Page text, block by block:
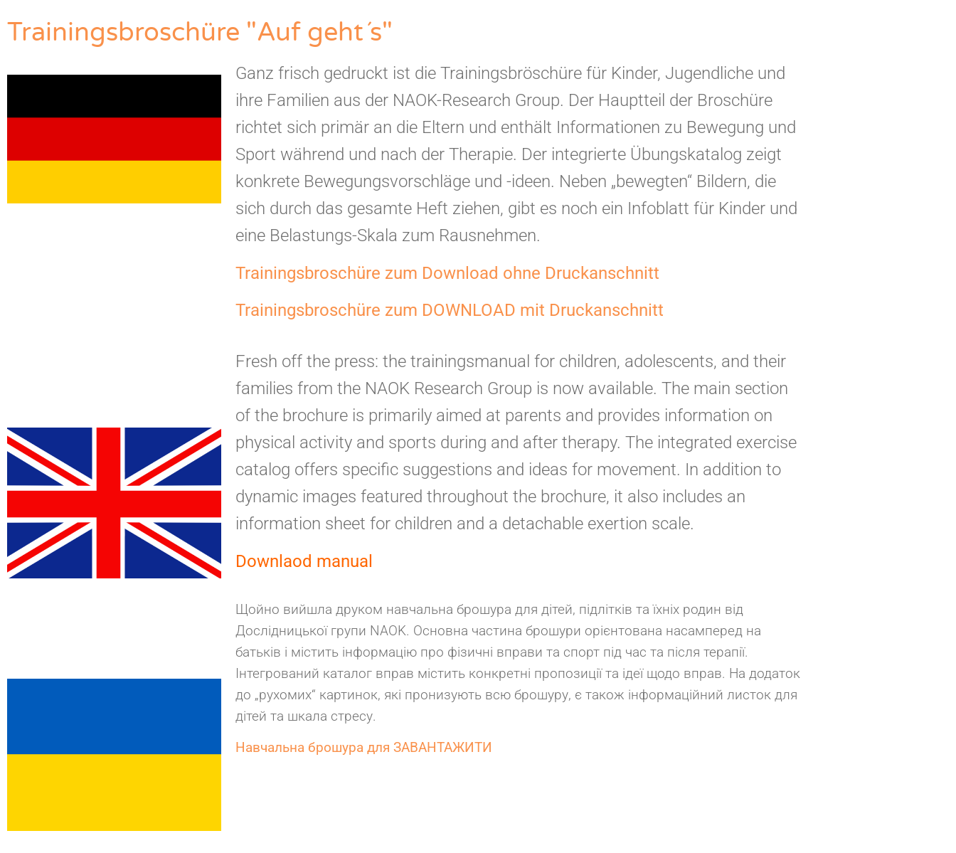
Trainingsbroschüre "Auf geht´s"
Ganz frisch gedruckt ist die Trainingsbröschüre für Kinder, Jugendliche und
ihre Familien aus der NAOK-Research Group. Der Hauptteil der Broschüre
richtet sich primär an die Eltern und enthält Informationen zu Bewegung und
Sport während und nach der Therapie. Der integrierte Übungskatalog zeigt
konkrete Bewegungsvorschläge und -ideen. Neben „bewegten“ Bildern, die
sich durch das gesamte Heft ziehen, gibt es noch ein Infoblatt für Kinder und
eine Belastungs-Skala zum Rausnehmen.
Trainingsbroschüre zum Download ohne Druckanschnitt
Trainingsbroschüre zum DOWNLOAD mit Druckanschnitt
Fresh off the press: the trainingsmanual for children, adolescents, and their
families from the NAOK Research Group is now available. The main section
of the brochure is primarily aimed at parents and provides information on
physical activity and sports during and after therapy. The integrated exercise
catalog offers specific suggestions and ideas for movement. In addition to
dynamic images featured throughout the brochure, it also includes an
information sheet for children and a detachable exertion scale.
Downlaod manual
Щойно вийшла друком навчальна брошура для дітей, підлітків та їхніх родин від
Дослідницької групи NAOK. Основна частина брошури орієнтована насамперед на
батьків і містить інформацію про фізичні вправи та спорт під час та після терапії.
Інтегрований каталог вправ містить конкретні пропозиції та ідеї щодо вправ. На додаток
до „рухомих“ картинок, які пронизують всю брошуру, є також інформаційний листок для
дітей та шкала стресу.
Навчальна брошура для ЗАВАНТАЖИТИ